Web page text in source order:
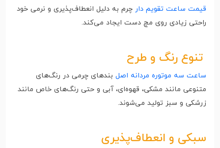
قیمت ساعت تقویم دار چرم به دلیل انعطاف‌پذیری و نرمی خود
راحتی زیادی روی مچ دست ایجاد می‌کند.
تنوع رنگ و طرح
ساعت سه موتوره مردانه اصل بندهای چرمی در رنگ‌های
متنوعی مانند مشکی، قهوه‌ای، آبی و حتی رنگ‌های خاص مانند
زرشکی و سبز تولید می‌شوند.
سبکی و انعطاف‌پذیری